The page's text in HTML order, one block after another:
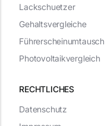
RECHTLICHES
Datenschutz
Lackschuetzer
Gehaltsvergleiche
Führerscheinumtausch
Photovoltaikvergleich